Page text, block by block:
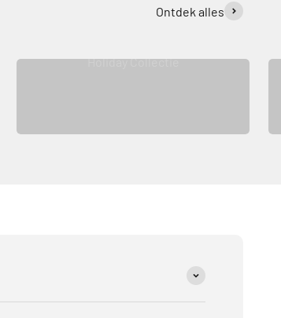
Ontdek alles
Holiday Collectie